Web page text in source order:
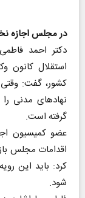
در مجلس اجازه
دکتر احمد
استقلال کانون
کشور، گفت: وقتی
نهادهای مدنی
گرفته است.
عضو کمیسیون
اقدامات مجلس
کرد: باید این
شود.